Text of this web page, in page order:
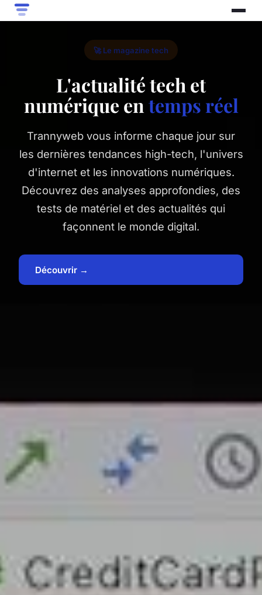
🚀 Le magazine tech
L'actualité tech et
numérique en temps réel
Trannyweb vous informe chaque jour sur
les dernières tendances high-tech, l'univers
d'internet et les innovations numériques.
Découvrez des analyses approfondies, des
tests de matériel et des actualités qui
façonnent le monde digital.
Découvrir →